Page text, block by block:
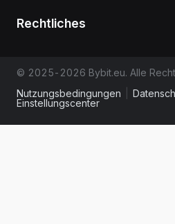
Rechtliches
© 2025-2026 Bybit.eu. Alle
Nutzungsbedingungen
Einstellungscenter